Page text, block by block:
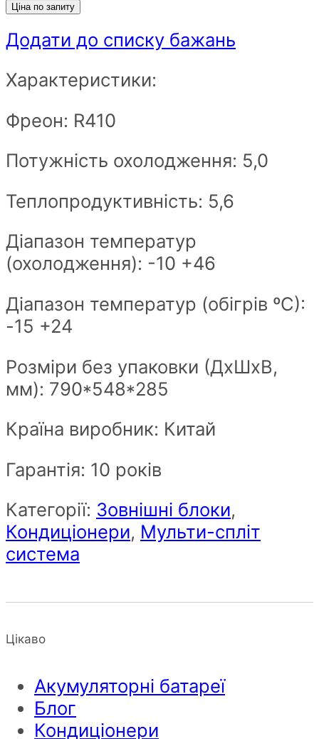
Ціна по запиту
Додати до списку бажань
Характеристики:
Фреон: R410
Потужність охолодження: 5,0
Теплопродуктивність: 5,6
Діапазон температур
(охолодження): -10 +46
Діапазон температур (обігрів ºС):
-15 +24
Розміри без упаковки (ДхШxВ,
мм): 790*548*285
Країна виробник: Китай
Гарантія: 10 років
Категорії: Зовнішні блоки,
Кондиціонери, Мульти-спліт
система
Цікаво
Акумуляторні батареї
Блог
Кондиціонери